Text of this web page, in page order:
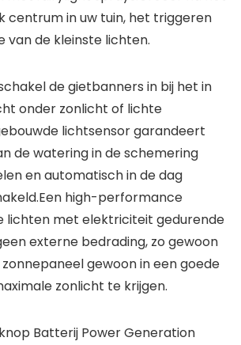
centrum in uw tuin, het triggeren
van de kleinste lichten.
de gietbanners in bij het in
onder zonlicht of lichte
lichtsensor garandeert
de watering in de schemering
en automatisch in de dag
high-performance
lichten met elektriciteit gedurende
externe bedrading, zo gewoon
gewoon in een goede
zonlicht te krijgen.
Batterij Power Generation